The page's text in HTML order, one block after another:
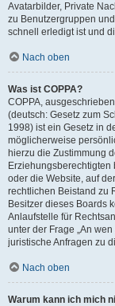
Avatarbilder, Private
zu Benutzergruppen
schnell erledigt ist und
Nach oben
Was ist COPPA?
COPPA,
(deutsch: Gesetz zum
1998) ist ein Gesetz in
möglicherweise
hierzu die Zustimmung
Erziehungsberechtigten
oder die Website, auf
rechtlichen Beistand zu
Besitzer dieses Boards
Anlaufstelle für
unter der Frage „An
juristische Anfragen zu
Nach oben
Warum kann ich mich